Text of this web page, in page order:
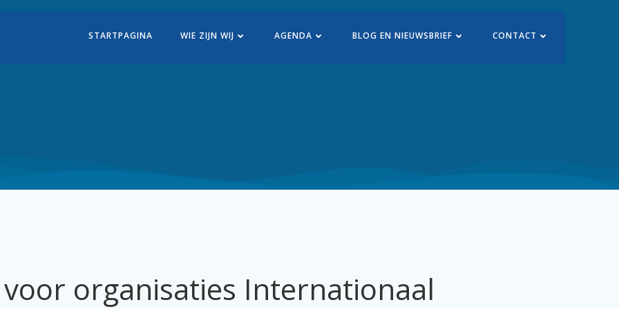
STARTPAGINA WIE ZIJN WIJ AGENDA BLOG EN NIEUWSBRIEF CONTACT
organisaties Internationaal